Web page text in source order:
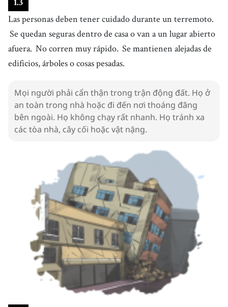
1.3
Las personas deben tener cuidado durante un terremoto.
Se quedan seguras dentro de casa o van a un lugar abierto
afuera. No corren muy rápido. Se mantienen alejadas de
edificios, árboles o cosas pesadas.
Mọi người phải cẩn thận trong trận động đất. Họ ở
an toàn trong nhà hoặc đi đến nơi thoáng đãng
bên ngoài. Họ không chạy rất nhanh. Họ tránh xa
các tòa nhà, cây cối hoặc vật nặng.